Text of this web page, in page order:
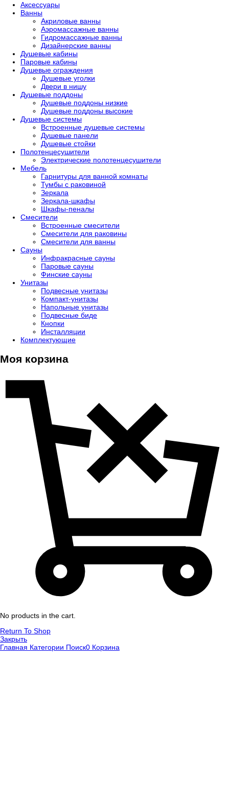
Аксессуары
Ванны
Акриловые ванны
Аэромассажные ванны
Гидромассажные ванны
Дизайнерские ванны
Душевые кабины
Паровые кабины
Душевые ограждения
Душевые уголки
Двери в нишу
Душевые поддоны
Душевые поддоны низкие
Душевые поддоны высокие
Душевые системы
Встроенные душевые системы
Душевые панели
Душевые стойки
Полотенцесушители
Электрические полотенцесушители
Мебель
Гарнитуры для ванной комнаты
Тумбы с раковиной
Зеркала
Зеркала-шкафы
Шкафы-пеналы
Смесители
Встроенные смесители
Смесители для раковины
Смесители для ванны
Сауны
Инфракрасные сауны
Паровые сауны
Финские сауны
Унитазы
Подвесные унитазы
Компакт-унитазы
Напольные унитазы
Подвесные биде
Кнопки
Инсталляции
Комплектующие
Моя корзина
No products in the cart.
Return To Shop
Закрыть
Главная Категории Поиск0 Корзина